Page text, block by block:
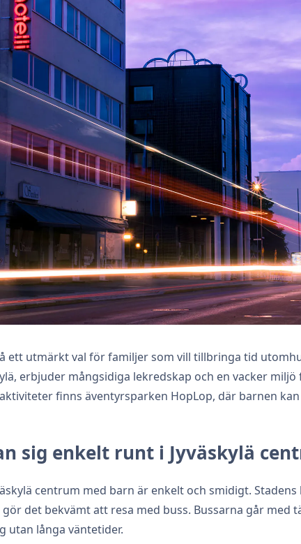
ett utmärkt val för familjer som vill tillbringa tid
erbjuder mångsidiga lekredskap och en vacker
finns äventyrsparken HopLop, där barnen
sig enkelt runt i Jyväskylä
centrum med barn är enkelt och smidigt.
det bekvämt att resa med buss. Bussarna går med
utan långa väntetider.